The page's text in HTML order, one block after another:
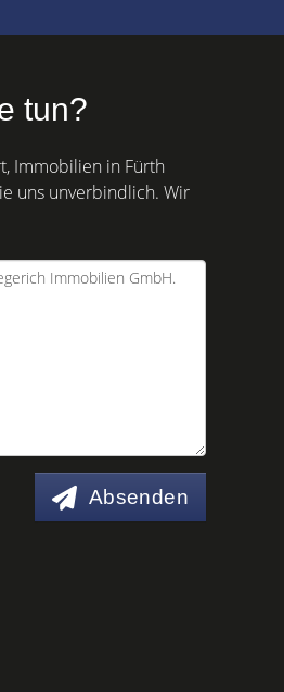
tun?
Immobilien in Fürth
uns unverbindlich. Wir
Absenden